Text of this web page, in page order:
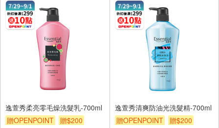
逸萱秀柔亮零毛燥洗髮乳-700ml
贈OPENPOINT
贈$200
逸萱秀清爽防油光洗髮精-700ml
贈OPENPOINT
贈$200